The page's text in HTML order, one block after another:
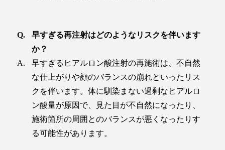
早すぎる再注射はどのようなリスクを伴います
か？
早すぎるヒアルロン酸注射の再施術は、不自然
な仕上がりや顔のバランスの崩れといったリス
クを伴います。体に馴染まない過剰なヒアルロ
ン酸量が原因で、見た目が不自然になったり、
施術箇所の周囲とのバランスが悪くなったりす
る可能性があります。